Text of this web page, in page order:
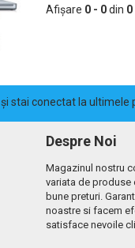
Afişare 0 - 0din 0
și stai conectat la ultimele
Despre Noi
Magazinul nostru
variata de produse
bune preturi.
noastre si facem
satisface nevoile